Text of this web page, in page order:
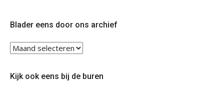
Blader eens door ons archief
Blader
eens
ons
Kijk ook eens bij de buren